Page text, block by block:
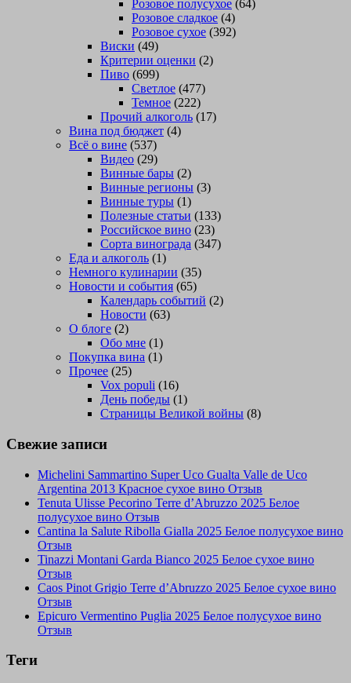
Розовое полусухое (64)
Розовое сладкое (4)
Розовое сухое (392)
Виски (49)
Критерии оценки (2)
Пиво (699)
Светлое (477)
Темное (222)
Прочий алкоголь (17)
Вина под бюджет (4)
Всё о вине (537)
Видео (29)
Винные бары (2)
Винные регионы (3)
Винные туры (1)
Полезные статьи (133)
Российское вино (23)
Сорта винограда (347)
Еда и алкоголь (1)
Немного кулинарии (35)
Новости и события (65)
Календарь событий (2)
Новости (63)
О блоге (2)
Обо мне (1)
Покупка вина (1)
Прочее (25)
Vox populi (16)
День победы (1)
Страницы Великой войны (8)
Свежие записи
Michelini Sammartino Super Uco Gualta Valle de Uco
Argentina 2013 Красное сухое вино Отзыв
Tenuta Ulisse Pecorino Terre d’Abruzzo 2025 Белое
полусухое вино Отзыв
Cantina la Salute Ribolla Gialla 2025 Белое полусухое вино
Отзыв
Tinazzi Montani Garda Bianco 2025 Белое сухое вино
Отзыв
Caos Pinot Grigio Terre d’Abruzzo 2025 Белое сухое вино
Отзыв
Epicuro Vermentino Puglia 2025 Белое полусухое вино
Отзыв
Теги